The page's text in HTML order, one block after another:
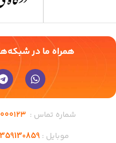
همراه ما در
شماره تماس : –
موبایل :